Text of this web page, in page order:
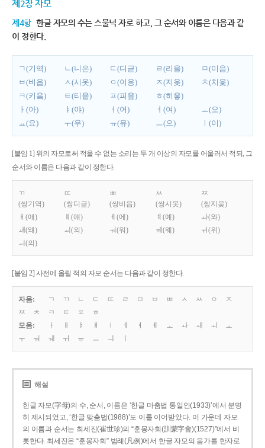
제2장 자모
제4항 한글 자모의 수는 스물넉 자로 하고, 그 순서와 이름은 다음과 같
이 정한다.
ㄱ(기역) ㄴ(니은) ㄷ(디귿) ㄹ(리을)
ㅁ(미음)
ㅂ(비읍)
ㅅ(시옷) ㅇ(이응) ㅈ(지읒)
ㅊ(치읓)
ㅋ(키읔)
ㅌ(티읕) ㅍ(피읖)
ㅎ(히읗)
ㅏ(아)
ㅑ(야) ㅓ(어) ㅕ(여)
ㅗ(오)
ㅛ(요)
ㅜ(우) ㅠ(유) ㅡ(으) ㅣ(이)
[붙임 1] 위의 자모로써 적을 수 없는 소리는 두 개 이상의 자모를 어울러서 적되, 그
순서와 이름은 다음과 같이 정한다.
ㄲ
(쌍기역)
ㄸ
(쌍디귿)
ㅃ
(쌍비읍)
ㅆ
(쌍시옷)
ㅉ
(쌍지읒)
ㅐ(애)
ㅒ(얘) ㅔ(에) ㅖ(예)
ㅘ(와)
ㅙ(왜)
ㅚ(외) ㅝ(워) ㅞ(웨)
ㅟ(위)
ㅢ(의)
[붙임 2] 사전에 올릴 적의 자모 순서는 다음과 같이 정한다.
자음: ㄱ ㄲ ㄴ ㄷ ㄸ ㄹ ㅁ ㅂ ㅃ ㅅ ㅆ ㅇ
ㅈ
ㅉ
ㅊ ㅋ ㅌ ㅍ
ㅎ
모음:
ㅏ ㅐ ㅑ ㅒ ㅓ ㅔ ㅕ ㅖ ㅗ ㅘ ㅙ ㅚ
ㅛ
ㅜ
ㅝ ㅞ ㅟ ㅠ ㅡ ㅢ
해설
한글 자모(字母)의 수, 순서, 이름은 ‘한글 마춤법 통일안(1933)’에서 분명
히 제시되었고, ‘한글 맞춤법(1988)’도 이를 이어받았다. 이 가운데 자모
의 이름과 순서는 최세진(崔世珍)의 “훈몽자회(訓蒙字會)(1527)”에서 비
롯한다. 최세진은 “훈몽자회” 범례(凡例)에서 한글 자모의 음가를 한자로